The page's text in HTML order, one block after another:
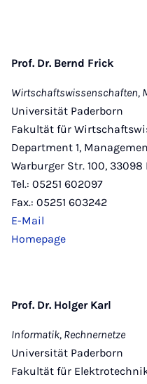
Prof. Dr. Bernd Frick
Wirtschaftswissenschaften,
Universität Paderborn
Fakultät für
Department 1,
Warburger Str. 100, 33098
Tel.: 05251 602097
Fax.: 05251 603242
E-Mail
Homepage
Prof. Dr.
Informatik, Rechnernetze
Universität Paderborn
Fakultät für